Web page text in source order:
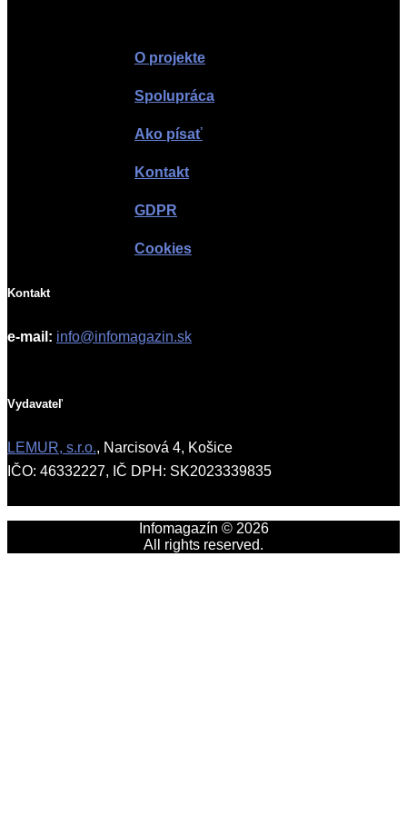
O projekte
Spolupráca
Ako písať
Kontakt
GDPR
Cookies
Kontakt
e-mail: info@infomagazin.sk
Vydavateľ
LEMUR, s.r.o., Narcisová 4, Košice
IČO: 46332227, IČ DPH: SK2023339835
Infomagazín © 2026
All rights reserved.